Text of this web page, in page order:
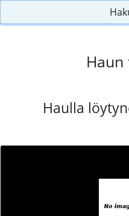
Haulla